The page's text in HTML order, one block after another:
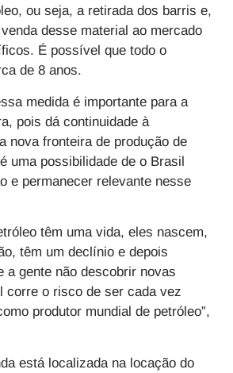
ou seja, a retirada dos barris e,
desse material ao mercado
É possível que todo o
de 8 anos.
medida é importante para a
pois dá continuidade à
nova fronteira de produção de
uma possibilidade de o Brasil
e permanecer relevante nesse
têm uma vida, eles nascem,
têm um declínio e depois
a gente não descobrir novas
corre o risco de ser cada vez
produtor mundial de petróleo”,
está localizada na locação do